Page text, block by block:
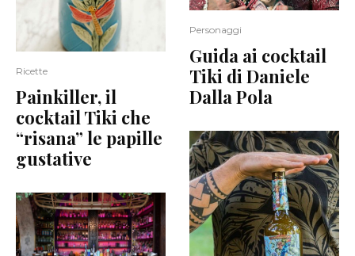
Ricette
Painkiller, il
cocktail Tiki che
“risana” le papille
gustative
Personaggi
Guida ai cocktail
Tiki di Daniele
Dalla Pola